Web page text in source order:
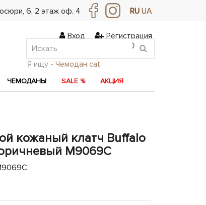
RU UA
​​6, 2 этаж оф. 4
Вход
Регистрация
0
ЧЕМОДАНЫ SALE % АКЦИЯ
Я ищу - Чемодан cat
кожаный клатч Buffalo
M9069C